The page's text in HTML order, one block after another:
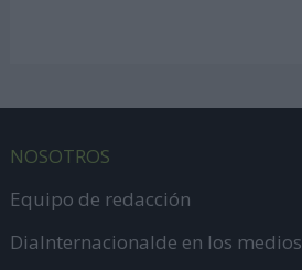
NOSOTROS
Equipo de redacción
DiaInternacionalde en los medios